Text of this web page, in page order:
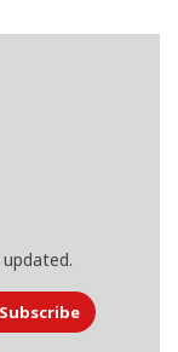
Subscribe